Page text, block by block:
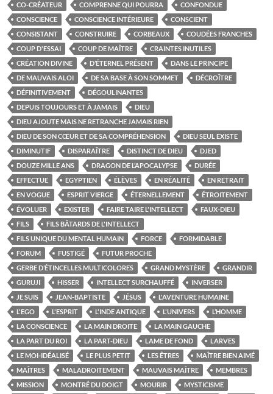
CO-CRÉATEUR COMPRENNE QUI POURRA
CONFONDUE
CONSCIENCE
CONSCIENCE INTÉRIEURE
CONSCIENT
CONSISTANT
CONSTRUIRE CORBEAUX
COUDÉES FRANCHES
COUP D'ESSAI
COUP DE MAÎTRE
CRAINTES INUTILES
CRÉATION DIVINE
D’ÉTERNEL PRÉSENT
DANS LE PRINCIPE
DE MAUVAIS ALOI
DE SA BASE À SON SOMMET
DÉCROÎTRE
DÉFINITIVEMENT
DÉGOULINANTES
DEPUIS TOUJOURS ET À JAMAIS
DIEU
DIEU AJOUTE MAIS NE RETRANCHE JAMAIS RIEN
DIEU DE SON CŒUR ET DE SA COMPRÉHENSION
DIEU SEUL EXISTE
DIMINUTIF
DISPARAÎTRE DISTINCT DE DIEU
DJED
DOUZE MILLE ANS
DRAGON DE L’APOCALYPSE
DURÉE
EFFECTUE
EGYPTIEN ÉLÈVES EN RÉALITÉ
EN RETRAIT
EN VOGUE
ESPRIT VIERGE ÉTERNELLEMENT
ÉTROITEMENT
ÉVOLUER
EXISTER FAIRE TAIRE L'INTELLECT
FAUX-DIEU
FILS
FILS BÂTARDS DE L'INTELLECT
FILS UNIQUE DU MENTAL HUMAIN
FORCE
FORMIDABLE
FORUM
FUSTIGÉ
FUTUR PROCHE
GERBE D’ÉTINCELLES MULTICOLORES
GRAND MYSTÈRE
GRANDIR
GURUJI
HISSER INTELLECT SURCHAUFFÉ
INVERSER
JE SUIS
JEAN-BAPTISTE JÉSUS
L'AVENTURE HUMAINE
L'EGO
L'ESPRIT L'INDE ANTIQUE L'UNIVERS
L’HOMME
LA CONSCIENCE
LA MAIN DROITE
LA MAIN GAUCHE
LA PART DU ROI
LA PART-DIEU LAME DE FOND
LARVES
LE MOI-IDÉALISÉ
LE PLUS PETIT LES ÊTRES
MAÎTRE BIEN AIMÉ
MAÎTRES
MALADROITEMENT MAUVAIS MAÎTRE
MEMBRES
MISSION
MONTRÉ DU DOIGT MOURIR
MYSTICISME